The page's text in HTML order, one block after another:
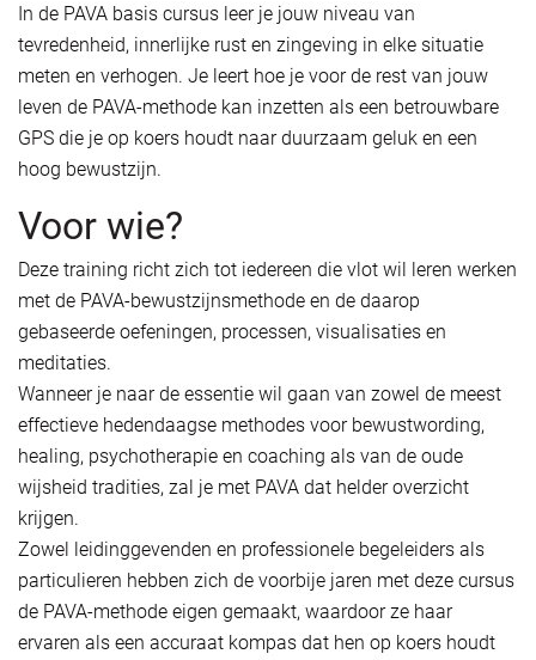
In de PAVA basis cursus leer je jouw niveau van
tevredenheid, innerlijke rust en zingeving in elke situatie
meten en verhogen. Je leert hoe je voor de rest van jouw
leven de PAVA-methode kan inzetten als een betrouwbare
GPS die je op koers houdt naar duurzaam geluk en een
hoog bewustzijn.
Voor wie?
Deze training richt zich tot iedereen die vlot wil leren werken
met de PAVA-bewustzijnsmethode en de daarop
gebaseerde oefeningen, processen, visualisaties en
meditaties.
Wanneer je naar de essentie wil gaan van zowel de meest
effectieve hedendaagse methodes voor bewustwording,
healing, psychotherapie en coaching als van de oude
wijsheid tradities, zal je met PAVA dat helder overzicht
krijgen.
Zowel leidinggevenden en professionele begeleiders als
particulieren hebben zich de voorbije jaren met deze cursus
de PAVA-methode eigen gemaakt, waardoor ze haar
ervaren als een accuraat kompas dat hen op koers houdt